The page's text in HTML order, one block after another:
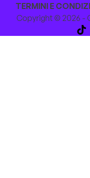
TERMINI E
Copyright © 2026 -